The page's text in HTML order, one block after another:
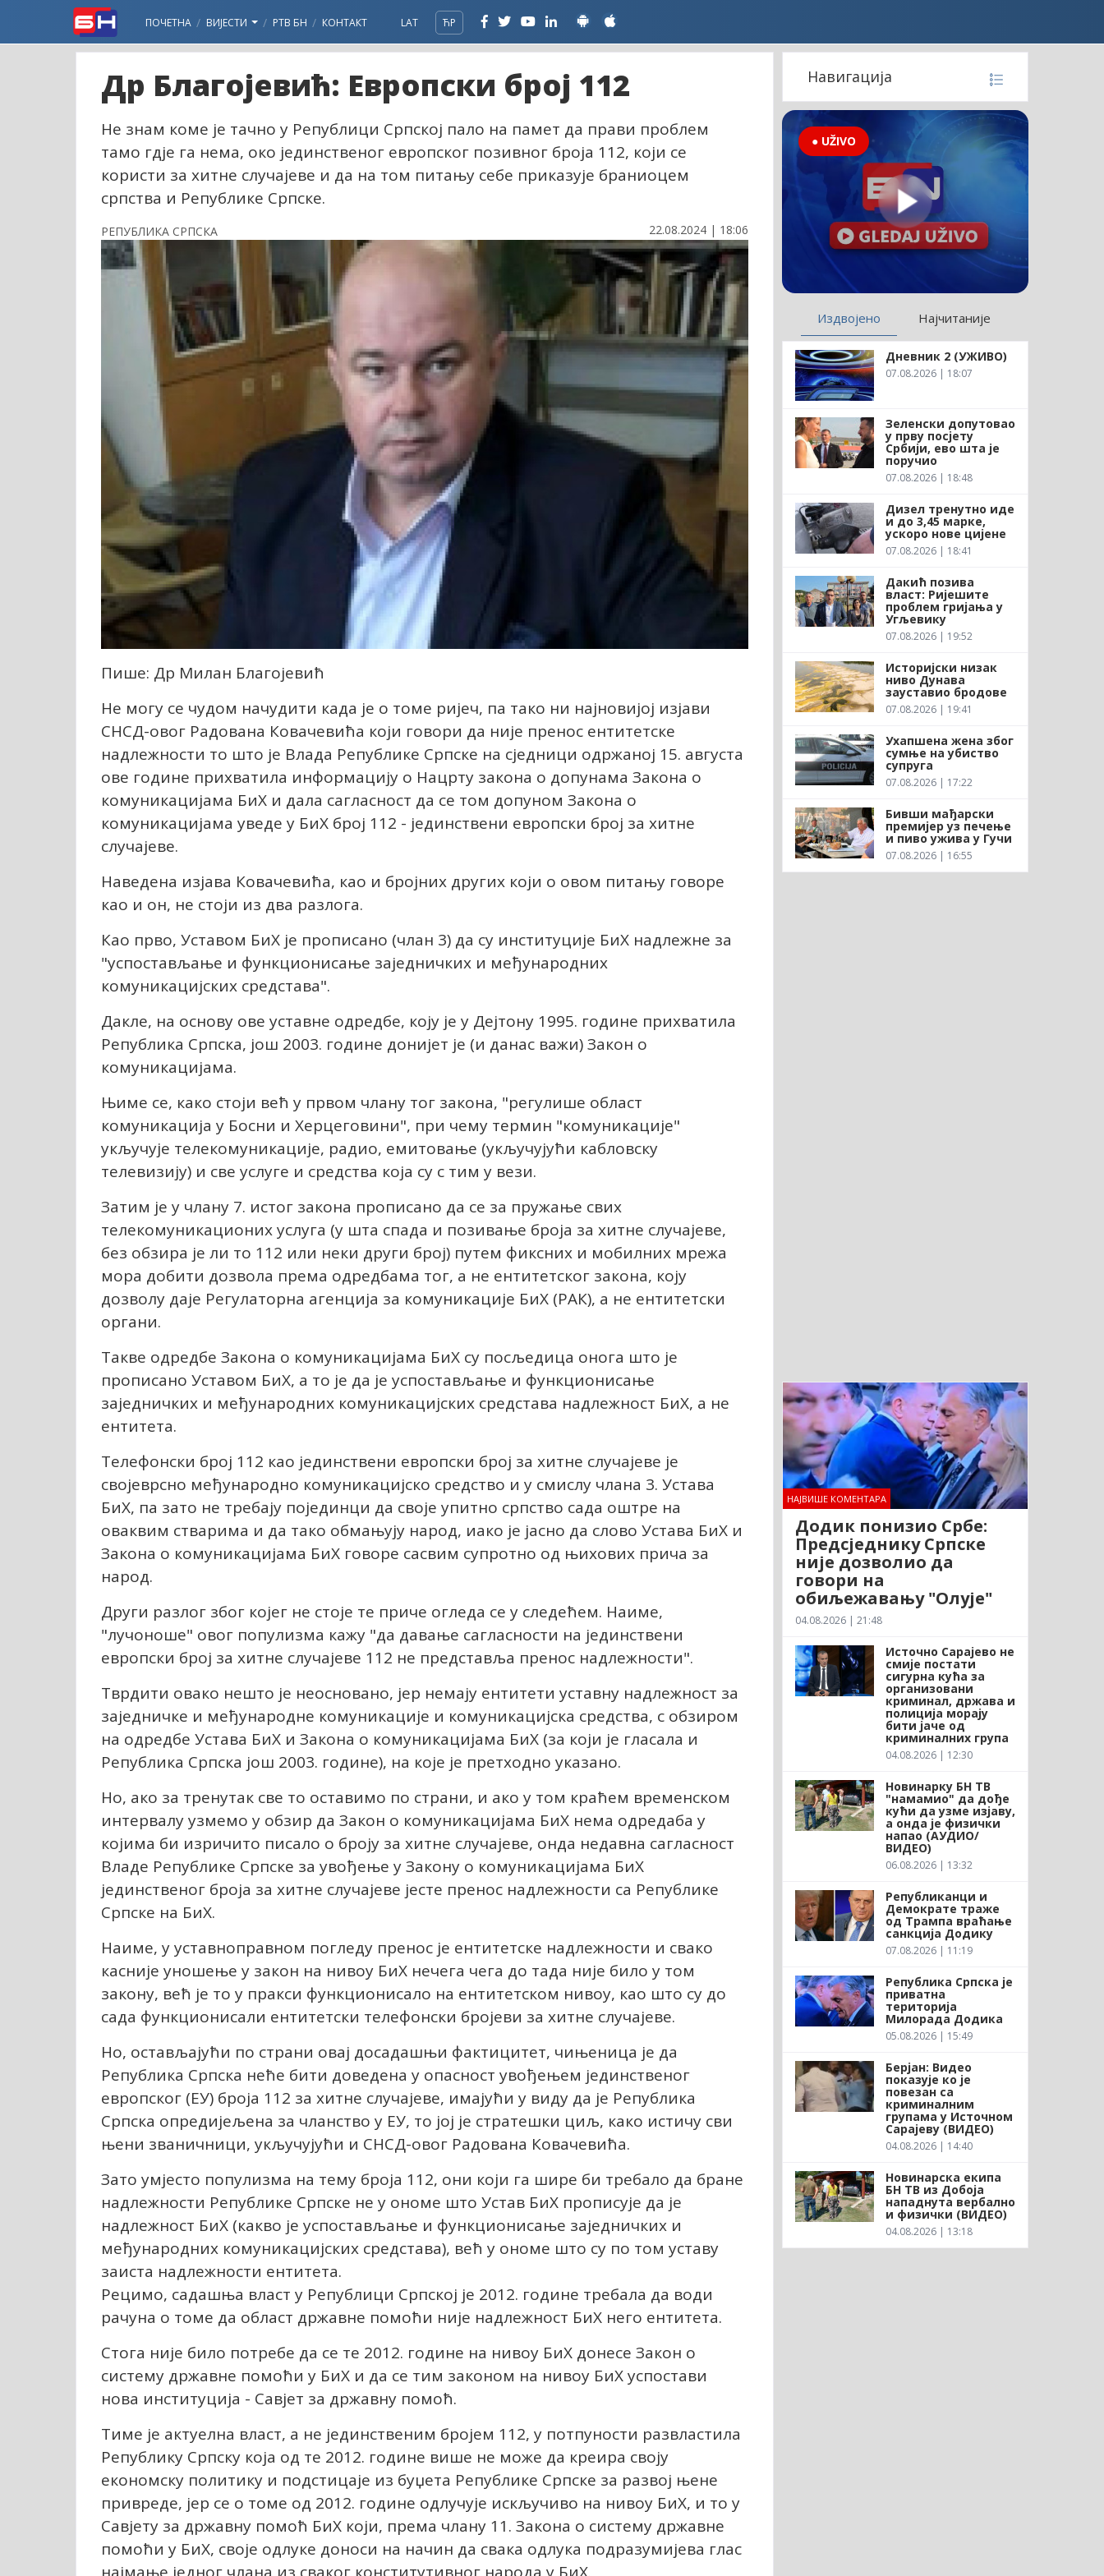
ПОЧЕТНА ВИЈЕСТИ РТВ БН КОНТАКТ LAT ЋР
Др Благојевић: Европски број 112
Не знам коме је тачно у Републици Српској пало на памет да прави проблем
тамо гдје га нема, око јединственог европског позивног броја 112, који се
користи за хитне случајеве и да на том питању себе приказује браниоцем
српства и Републике Српске.
РЕПУБЛИКА СРПСКА 22.08.2024 | 18:06
Пише: Др Милан Благојевић
Не могу се чудом начудити када је о томе ријеч, па тако ни најновијој изјави
СНСД-овог Радована Ковачевића који говори да није пренос ентитетске
надлежности то што је Влада Републике Српске на сједници одржаној 15. августа
ове године прихватила информацију о Нацрту закона о допунама Закона о
комуникацијама БиХ и дала сагласност да се том допуном Закона о
комуникацијама уведе у БиХ број 112 - јединствени европски број за хитне
случајеве.
Наведена изјава Ковачевића, као и бројних других који о овом питању говоре
као и он, не стоји из два разлога.
Као прво, Уставом БиХ је прописано (члан 3) да су институције БиХ надлежне за
"успостављање и функционисање заједничких и међународних
комуникацијских средстава".
Дакле, на основу ове уставне одредбе, коју је у Дејтону 1995. године прихватила
Република Српска, још 2003. године донијет је (и данас важи) Закон о
комуникацијама.
Њиме се, како стоји већ у првом члану тог закона, "регулише област
комуникација у Босни и Херцеговини", при чему термин "комуникације"
укључује телекомуникације, радио, емитовање (укључујући кабловску
телевизију) и све услуге и средства која су с тим у вези.
Затим је у члану 7. истог закона прописано да се за пружање свих
телекомуникационих услуга (у шта спада и позивање броја за хитне случајеве,
без обзира је ли то 112 или неки други број) путем фиксних и мобилних мрежа
мора добити дозвола према одредбама тог, а не ентитетског закона, коју
дозволу даје Регулаторна агенција за комуникације БиХ (РАК), а не ентитетски
органи.
Такве одредбе Закона о комуникацијама БиХ су посљедица онога што је
прописано Уставом БиХ, а то је да је успостављање и функционисање
заједничких и међународних комуникацијских средстава надлежност БиХ, а не
ентитета.
Телефонски број 112 као јединствени европски број за хитне случајеве је
својеврсно међународно комуникацијско средство и у смислу члана 3. Устава
БиХ, па зато не требају појединци да своје упитно српство сада оштре на
оваквим стварима и да тако обмањују народ, иако је јасно да слово Устава БиХ и
Закона о комуникацијама БиХ говоре сасвим супротно од њихових прича за
народ.
Други разлог због којег не стоје те приче огледа се у следећем. Наиме,
"лучоноше" овог популизма кажу "да давање сагласности на јединствени
европски број за хитне случајеве 112 не представља пренос надлежности".
Тврдити овако нешто је неосновано, јер немају ентитети уставну надлежност за
заједничке и међународне комуникације и комуникацијска средства, с обзиром
на одредбе Устава БиХ и Закона о комуникацијама БиХ (за који је гласала и
Република Српска још 2003. године), на које је претходно указано.
Но, ако за тренутак све то оставимо по страни, и ако у том краћем временском
интервалу узмемо у обзир да Закон о комуникацијама БиХ нема одредаба у
којима би изричито писало о броју за хитне случајеве, онда недавна сагласност
Владе Републике Српске за увођење у Закону о комуникацијама БиХ
јединственог броја за хитне случајеве јесте пренос надлежности са Републике
Српске на БиХ.
Наиме, у уставноправном погледу пренос је ентитетске надлежности и свако
касније уношење у закон на нивоу БиХ нечега чега до тада није било у том
закону, већ је то у пракси функционисало на ентитетском нивоу, као што су до
сада функционисали ентитетски телефонски бројеви за хитне случајеве.
Но, остављајући по страни овај досадашњи фактицитет, чињеница је да
Република Српска неће бити доведена у опасност увођењем јединственог
европског (ЕУ) броја 112 за хитне случајеве, имајући у виду да је Република
Српска опредијељена за чланство у ЕУ, то јој је стратешки циљ, како истичу сви
њени званичници, укључујући и СНСД-овог Радована Ковачевића.
Зато умјесто популизма на тему броја 112, они који га шире би требало да бране
надлежности Републике Српске не у ономе што Устав БиХ прописује да је
надлежност БиХ (какво је успостављање и функционисање заједничких и
међународних комуникацијских средстава), већ у ономе што су по том уставу
заиста надлежности ентитета.
Рецимо, садашња власт у Републици Српској је 2012. године требала да води
рачуна о томе да област државне помоћи није надлежност БиХ него ентитета.
Стога није било потребе да се те 2012. године на нивоу БиХ донесе Закон о
систему државне помоћи у БиХ и да се тим законом на нивоу БиХ успостави
нова институција - Савјет за државну помоћ.
Тиме је актуелна власт, а не јединственим бројем 112, у потпуности развластила
Републику Српску која од те 2012. године више не може да креира своју
економску политику и подстицаје из буџета Републике Српске за развој њене
привреде, јер се о томе од 2012. године одлучује искључиво на нивоу БиХ, и то у
Савјету за државну помоћ БиХ који, према члану 11. Закона о систему државне
помоћи у БиХ, своје одлуке доноси на начин да свака одлука подразумијева глас
најмање једног члана из сваког конститутивног народа у БиХ.
Навигација
● UŽIVO
Издвојено Најчитаније
Дневник 2 (УЖИВО)
07.08.2026 | 18:07
Зеленски допутовао
у прву посјету
Србији, ево шта је
поручио
07.08.2026 | 18:48
Дизел тренутно иде
и до 3,45 марке,
ускоро нове цијене
07.08.2026 | 18:41
Дакић позива
власт: Ријешите
проблем гријања у
Угљевику
07.08.2026 | 19:52
Историјски низак
ниво Дунава
зауставио бродове
07.08.2026 | 19:41
Ухапшена жена због
сумње на убиство
супруга
07.08.2026 | 17:22
Бивши мађарски
премијер уз печење
и пиво ужива у Гучи
07.08.2026 | 16:55
НАЈВИШЕ КОМЕНТАРА
Додик понизио Србе:
Предсједнику Српске
није дозволио да
говори на
обиљежавању "Олује"
04.08.2026 | 21:48
Источно Сарајево не
смије постати
сигурна кућа за
организовани
криминал, држава и
полиција морају
бити јаче од
криминалних група
04.08.2026 | 12:30
Новинарку БН ТВ
"намамио" да дође
кући да узме изјаву,
а онда је физички
напао (АУДИО/
ВИДЕО)
06.08.2026 | 13:32
Републиканци и
Демократе траже
од Трампа враћање
санкција Додику
07.08.2026 | 11:19
Република Српска је
приватна
територија
Милорада Додика
05.08.2026 | 15:49
Берјан: Видео
показује ко је
повезан са
криминалним
групама у Источном
Сарајеву (ВИДЕО)
04.08.2026 | 14:40
Новинарска екипа
БН ТВ из Добоја
нападнута вербално
и физички (ВИДЕО)
04.08.2026 | 13:18